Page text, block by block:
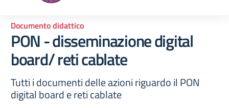
Documento didattico
PON - disseminazione digital
board/ reti cablate
Tutti i documenti delle azioni riguardo il PON
digital board e reti cablate